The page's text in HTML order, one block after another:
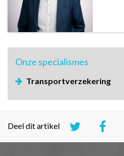
Onze specialismes
Transportverzekering
Deel dit artikel